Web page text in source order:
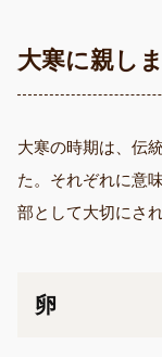
大寒に親し
大寒の時期は、伝
た。それぞれに意
部として大切にさ
卵